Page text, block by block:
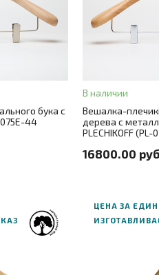
бука с
44
лак)
В наличии
Вешалка-
дерева с
PLECHIKOFF
16800.00 руб
ЗАКАЗ В
Цвет металла
Материал
ЦЕНА ЗА